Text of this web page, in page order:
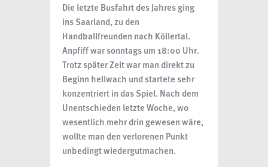
Die letzte Busfahrt des Jahres ging
ins Saarland, zu den
Handballfreunden nach Köllertal.
Anpfiff war sonntags um 18:00 Uhr.
Trotz später Zeit war man direkt zu
Beginn hellwach und startete sehr
konzentriert in das Spiel. Nach dem
Unentschieden letzte Woche, wo
wesentlich mehr drin gewesen wäre,
wollte man den verlorenen Punkt
unbedingt wiedergutmachen.